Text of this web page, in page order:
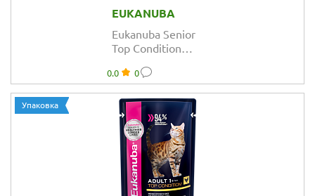
EUKANUBA
Eukanuba Senior
Top Condition
сухой корм для
кошек
0.0 0
Упаковка